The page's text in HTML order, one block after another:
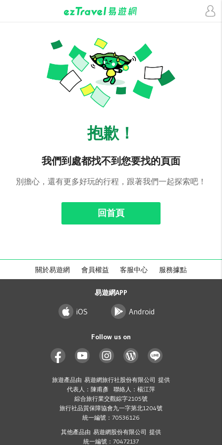
抱歉！
我們到處都找不到您要找的頁面
別擔心，還有更多好玩的行程，跟著我們一起探索吧！
回首頁
關於易遊網 會員權益 客服中心 服務據點
易遊網APP
iOS Android
Follow us on
旅遊產品由 易遊網旅行社股份有限公司 提供
代表人：陳甫彥 聯絡人：楊江萍
綜合旅行業交觀綜字2105號
旅行社品質保障協會九一字第北1204號
統一編號：70536126
其他產品由 易遊網股份有限公司 提供
統一編號：70472137